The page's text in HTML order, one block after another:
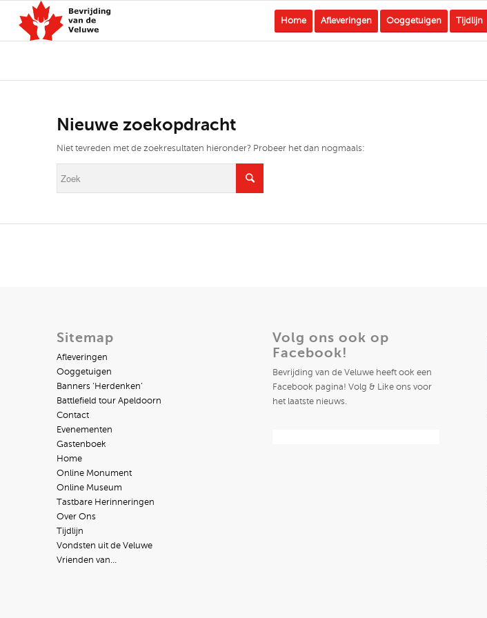
Home Afleveringen Ooggetuigen Tijdlijn
Nieuwe zoekopdracht
Niet tevreden met de zoekresultaten hieronder? Probeer het dan nogmaals:
Sitemap
Afleveringen
Ooggetuigen
Banners ‘Herdenken’
Battlefield tour Apeldoorn
Contact
Evenementen
Gastenboek
Home
Online Monument
Online Museum
Tastbare Herinneringen
Over Ons
Tijdlijn
Vondsten uit de Veluwe
Vrienden van…
Volg ons ook op
Facebook!
Bevrijding van de Veluwe heeft ook een
Facebook pagina! Volg & Like ons voor
het laatste nieuws.